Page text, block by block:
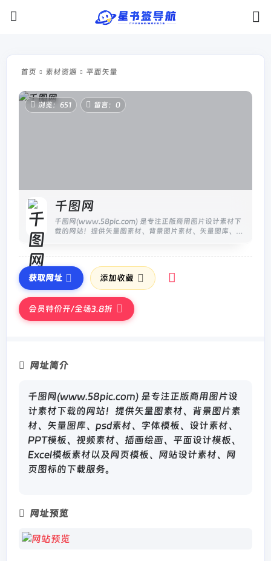
首页 素材资源 平面矢量
浏览：651 留言：0
千图网
千图网(www.58pic.com) 是专注正版商用图片设计素材下
载的网站！提供矢量图素材、背景图片素材、矢量图库、
获取网址 添加收藏
会员特价开/全场3.8折
网址简介
千图网(www.58pic.com) 是专注正版商用图片设
计素材下载的网站！提供矢量图素材、背景图片素
材、矢量图库、psd素材、字体模板、设计素材、
PPT模板、视频素材、插画绘画、平面设计模板、
Excel模板素材以及网页模板、网站设计素材、网
页图标的下载服务。
网址预览